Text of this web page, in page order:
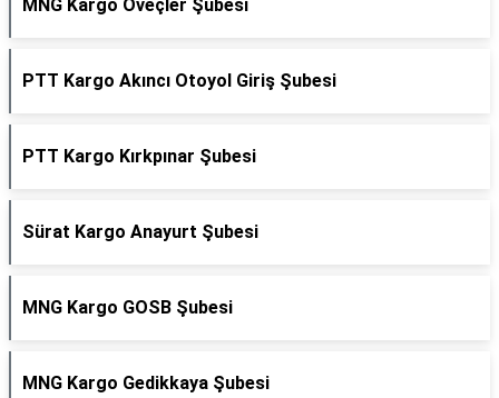
MNG Kargo Öveçler Şubesi
PTT Kargo Akıncı Otoyol Giriş Şubesi
PTT Kargo Kırkpınar Şubesi
Sürat Kargo Anayurt Şubesi
MNG Kargo GOSB Şubesi
MNG Kargo Gedikkaya Şubesi